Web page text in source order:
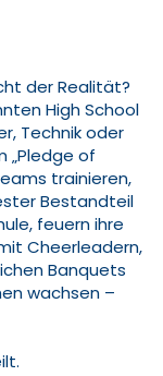
der Realität?
High School
Technik oder
„Pledge of
trainieren,
Bestandteil
feuern ihre
Cheerleadern,
Banquets
wachsen –